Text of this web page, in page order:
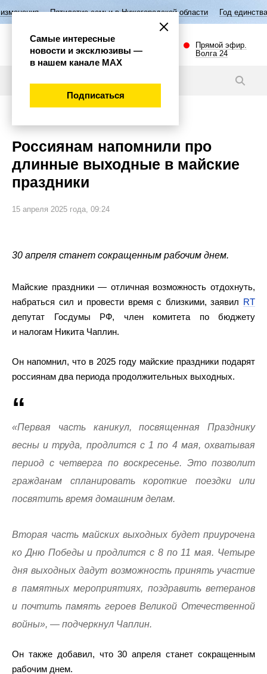
семьи в Нижегородской области Год единства народов России
Прямой эфир.
Волга 24
Россиянам напомнили про
длинные выходные в майские
праздники
15 апреля 2025 года, 09:24
30 апреля станет сокращенным рабочим днем.
Майские праздники — отличная возможность отдохнуть,
набраться сил и провести время с близкими, заявил RT
депутат Госдумы РФ, член комитета по бюджету
и налогам Никита Чаплин.
Он напомнил, что в 2025 году майские праздники подарят
россиянам два периода продолжительных выходных.
«Первая часть каникул, посвященная Празднику
весны и труда, продлится с 1 по 4 мая, охватывая
период с четверга по воскресенье. Это позволит
гражданам спланировать короткие поездки или
посвятить время домашним делам.
Вторая часть майских выходных будет приурочена
ко Дню Победы и продлится с 8 по 11 мая. Четыре
дня выходных дадут возможность принять участие
в памятных мероприятиях, поздравить ветеранов
и почтить память героев Великой Отечественной
войны», — подчеркнул Чаплин.
Он также добавил, что 30 апреля станет сокращенным
рабочим днем.
Самые интересные
новости и эксклюзивы —
в нашем канале МАХ
Подписаться